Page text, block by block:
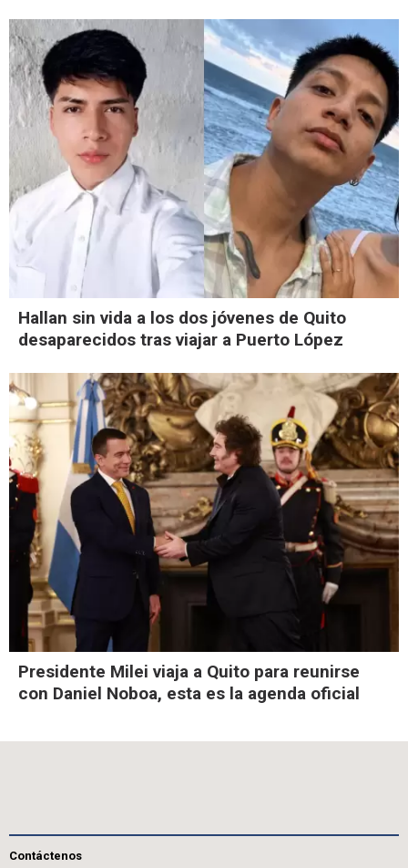
Hallan sin vida a los dos jóvenes de Quito
desaparecidos tras viajar a Puerto López
Presidente Milei viaja a Quito para reunirse
con Daniel Noboa, esta es la agenda oficial
Contáctenos